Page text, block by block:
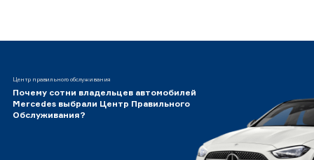
Центр правильного обслуживания
Почему сотни владельцев автомобилей
Mercedes выбрали Центр Правильного
Обслуживания?